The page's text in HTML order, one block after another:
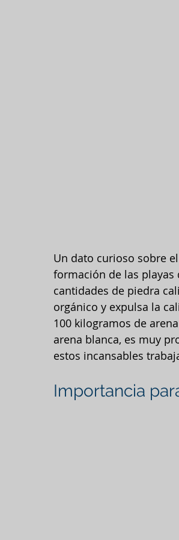
Un dato curioso sobre
formación de las
cantidades de piedra
orgánico y expulsa la
100 kilogramos de
arena blanca, es muy
estos incansables
Importancia